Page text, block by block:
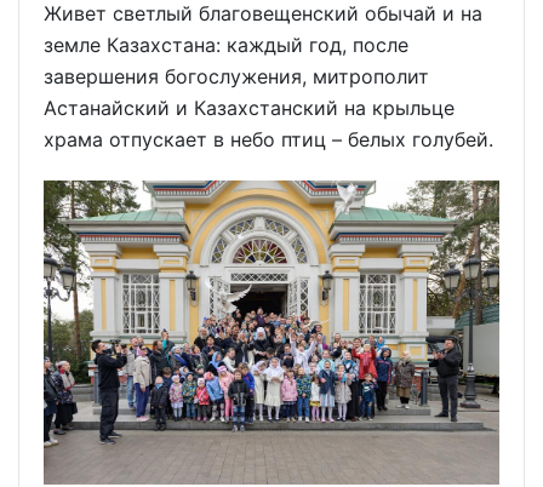
Живет светлый благовещенский обычай и на
земле Казахстана: каждый год, после
завершения богослужения, митрополит
Астанайский и Казахстанский на крыльце
храма отпускает в небо птиц – белых голубей.